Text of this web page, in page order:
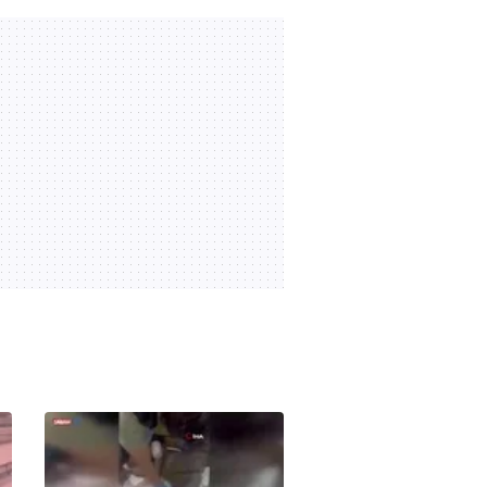
sayıp AK Parti'nin oyunu
iptal etti
00:47
İstanbul’da uyuşturucu
operasyonu: 257 bin 850
adet uyuşturucu hap ele
geçirildi | Video
05.08.2026 | 12:25
03:47
Beyoğlu'nda 8 aracın
karıştığı kazada 5 kişi
yaralandı
04.08.2026 | 22:11
02:32
SON DAKİKA: MHP lideri
Bahçeli 'çerçeve yasa'
teklifine imza attı | Video
04.08.2026 | 14:10
Başkan Erdoğan Anıtkabir'i
ziyaret etti: Bayrağımız bu
00:27
Elektrikli fırından çıkan
yangın evi kullanılamaz
hale getirdi
02.08.2026 | 22:18